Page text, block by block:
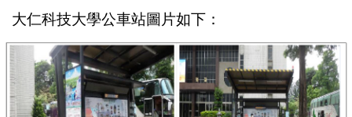
大仁科技大學公車站圖片如下：